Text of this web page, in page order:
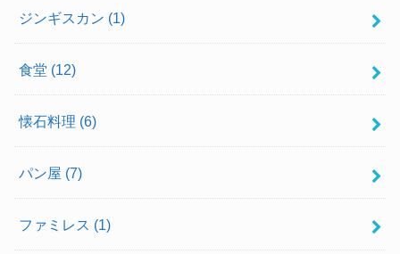
ジンギスカン (1)
食堂 (12)
懐石料理 (6)
パン屋 (7)
ファミレス (1)